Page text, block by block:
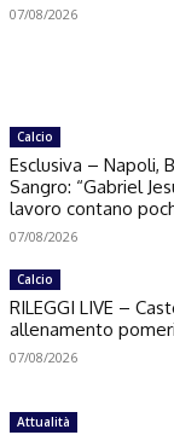
07/08/2026
Calcio
Esclusiva – Napoli,
Sangro: “Gabriel
lavoro contano
07/08/2026
Calcio
RILEGGI LIVE –
allenamento
07/08/2026
Attualità